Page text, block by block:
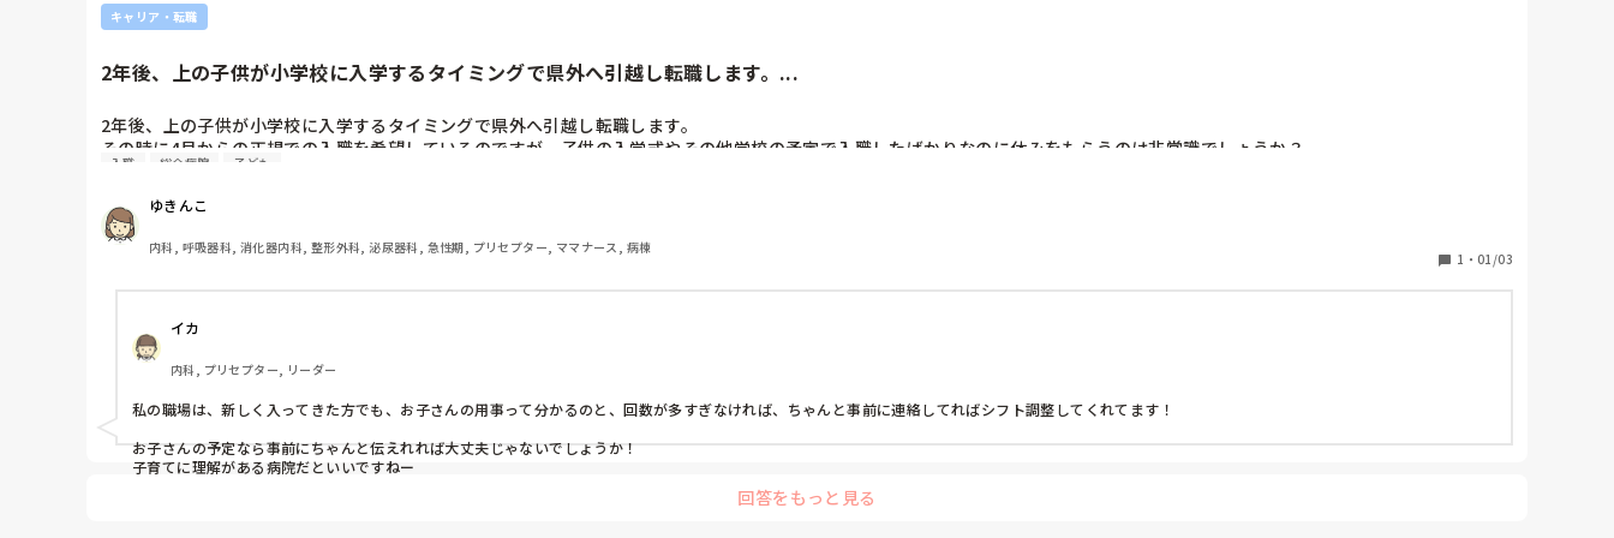
キャリア・転職
2年後、上の子供が小学校に入学するタイミングで県外へ引越し転職します。...
2年後、上の子供が小学校に入学するタイミングで県外へ引越し転職します。
その時に4月からの正規での入職を希望しているのですが、子供の入学式やその他学校の予定で入職したばかりなのに休みをもらうのは非常識でしょうか？
入職 総合病院 子ども
ゆきんこ
内科, 呼吸器科, 消化器内科, 整形外科, 泌尿器科, 急性期, プリセプター, ママナース, 病棟
1 ・ 01/03
イカ
内科, プリセプター, リーダー
私の職場は、新しく入ってきた方でも、お子さんの用事って分かるのと、回数が多すぎなければ、ちゃんと事前に連絡してればシフト調整してくれてます！
お子さんの予定なら事前にちゃんと伝えれれば大丈夫じゃないでしょうか！
子育てに理解がある病院だといいですねー
回答をもっと見る